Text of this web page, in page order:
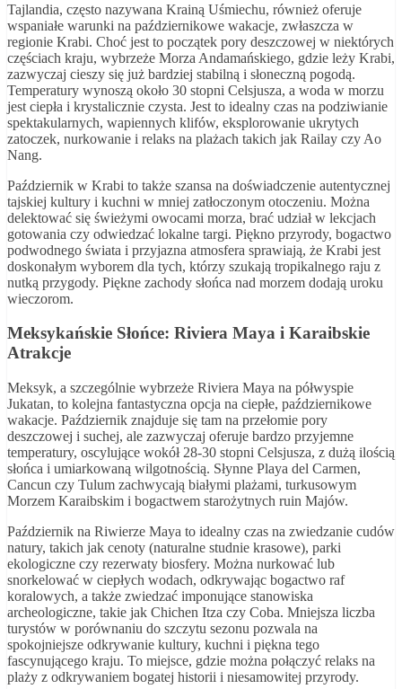
Tajlandia, często nazywana Krainą Uśmiechu, również oferuje
wspaniałe warunki na październikowe wakacje, zwłaszcza w
regionie Krabi. Choć jest to początek pory deszczowej w niektórych
częściach kraju, wybrzeże Morza Andamańskiego, gdzie leży Krabi,
zazwyczaj cieszy się już bardziej stabilną i słoneczną pogodą.
Temperatury wynoszą około 30 stopni Celsjusza, a woda w morzu
jest ciepła i krystalicznie czysta. Jest to idealny czas na podziwianie
spektakularnych, wapiennych klifów, eksplorowanie ukrytych
zatoczek, nurkowanie i relaks na plażach takich jak Railay czy Ao
Nang.
Październik w Krabi to także szansa na doświadczenie autentycznej
tajskiej kultury i kuchni w mniej zatłoczonym otoczeniu. Można
delektować się świeżymi owocami morza, brać udział w lekcjach
gotowania czy odwiedzać lokalne targi. Piękno przyrody, bogactwo
podwodnego świata i przyjazna atmosfera sprawiają, że Krabi jest
doskonałym wyborem dla tych, którzy szukają tropikalnego raju z
nutką przygody. Piękne zachody słońca nad morzem dodają uroku
wieczorom.
Meksykańskie Słońce: Riviera Maya i Karaibskie
Atrakcje
Meksyk, a szczególnie wybrzeże Riviera Maya na półwyspie
Jukatan, to kolejna fantastyczna opcja na ciepłe, październikowe
wakacje. Październik znajduje się tam na przełomie pory
deszczowej i suchej, ale zazwyczaj oferuje bardzo przyjemne
temperatury, oscylujące wokół 28-30 stopni Celsjusza, z dużą ilością
słońca i umiarkowaną wilgotnością. Słynne Playa del Carmen,
Cancun czy Tulum zachwycają białymi plażami, turkusowym
Morzem Karaibskim i bogactwem starożytnych ruin Majów.
Październik na Riwierze Maya to idealny czas na zwiedzanie cudów
natury, takich jak cenoty (naturalne studnie krasowe), parki
ekologiczne czy rezerwaty biosfery. Można nurkować lub
snorkelować w ciepłych wodach, odkrywając bogactwo raf
koralowych, a także zwiedzać imponujące stanowiska
archeologiczne, takie jak Chichen Itza czy Coba. Mniejsza liczba
turystów w porównaniu do szczytu sezonu pozwala na
spokojniejsze odkrywanie kultury, kuchni i piękna tego
fascynującego kraju. To miejsce, gdzie można połączyć relaks na
plaży z odkrywaniem bogatej historii i niesamowitej przyrody.